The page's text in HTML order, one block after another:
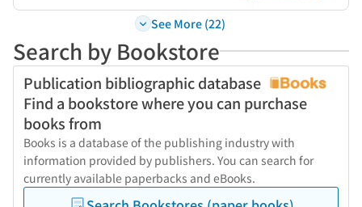
See More (22)
Search by Bookstore
Publication bibliographic database
Find a bookstore where you can purchase
books from
Books is a database of the publishing industry with
information provided by publishers. You can search for
currently available paperbacks and eBooks.